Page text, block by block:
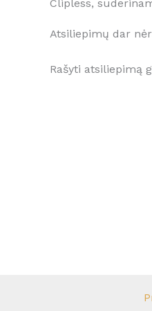
Clipless,
Atsiliepimų dar
Rašyti atsiliepimą